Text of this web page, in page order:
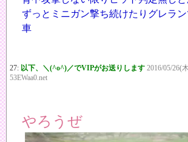
ずっとミニガン撃ち続けたりグレラ
車
27: 以下、＼(^o^)／でVIPがお送りします 2016/05/26(
53EWaa0.net
やろうぜ